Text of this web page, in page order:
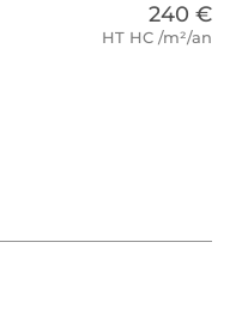
240 €
HT HC /m²/an